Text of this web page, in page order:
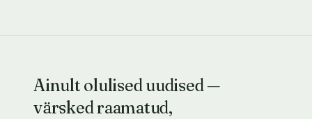
Ainult olulised uudised —
värsked raamatud,